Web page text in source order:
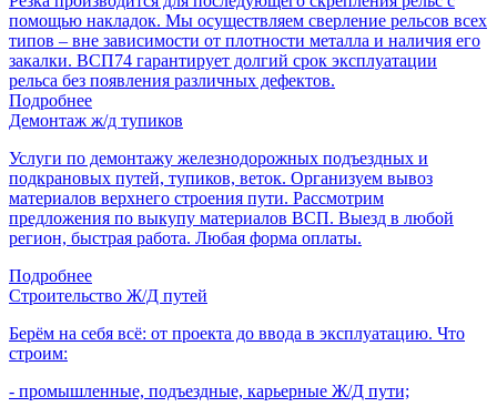
помощью накладок. Мы осуществляем сверление рельсов всех
типов – вне зависимости от плотности металла и наличия его
закалки. ВСП74 гарантирует долгий срок эксплуатации
рельса без появления различных дефектов.
Подробнее
Демонтаж ж/д тупиков
Услуги по демонтажу железнодорожных подъездных и
подкрановых путей, тупиков, веток. Организуем вывоз
материалов верхнего строения пути. Рассмотрим
предложения по выкупу материалов ВСП. Выезд в любой
регион, быстрая работа. Любая форма оплаты.
Подробнее
Строительство Ж/Д путей
Берём на себя всё: от проекта до ввода в эксплуатацию. Что
строим:
- промышленные, подъездные, карьерные Ж/Д пути;